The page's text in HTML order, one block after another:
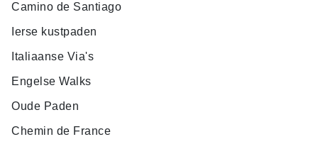
Camino de Santiago
Ierse kustpaden
Italiaanse Via's
Engelse Walks
Oude Paden
Chemin de France